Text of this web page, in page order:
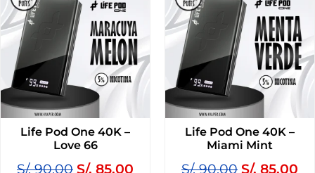
Life Pod One 40K –
Love 66
S/.90.00 S/. 85.00
Life Pod One 40K –
Miami Mint
S/.90.00 S/. 85.00